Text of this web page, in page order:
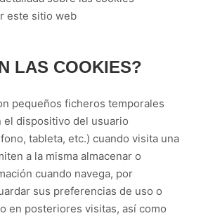
este sitio web
LAS COOKIES?
pequeños ficheros temporales
el dispositivo del usuario
tableta, etc.) cuando visita una
a la misma almacenar o
cuando navega, por
sus preferencias de uso o
en posteriores visitas, así como